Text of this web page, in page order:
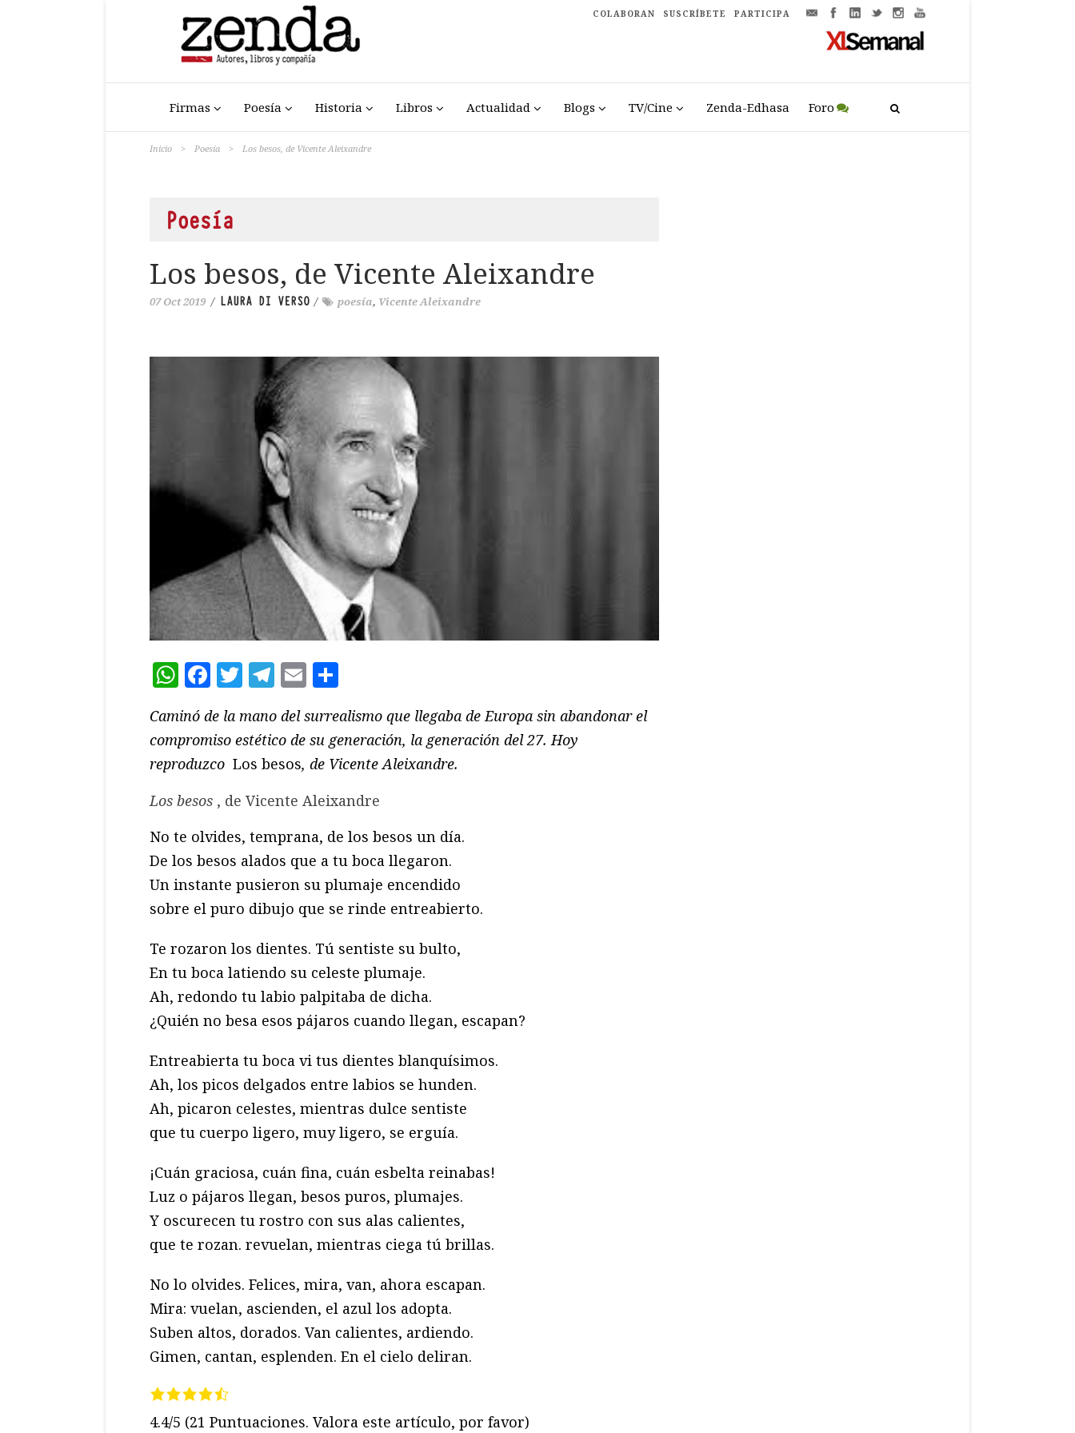
COLABORAN SUSCRÍBETE PARTICIPA
Firmas Poesía Historia Libros Actualidad Blogs TV/Cine Zenda-Edhasa Foro
Inicio > Poesía > Los besos, de Vicente Aleixandre
Poesía
Los besos, de Vicente Aleixandre
07 Oct 2019 / LAURA DI VERSO / poesía, Vicente Aleixandre
WhatsApp
Facebook
Twitter
Telegram
Email
Caminó de la mano del surrealismo que llegaba de Europa sin abandonar el
compromiso estético de su generación, la generación del 27. Hoy
reproduzco Los besos, de Vicente Aleixandre.
Los besos , de Vicente Aleixandre
No te olvides, temprana, de los besos un día.
De los besos alados que a tu boca llegaron.
Un instante pusieron su plumaje encendido
sobre el puro dibujo que se rinde entreabierto.
Te rozaron los dientes. Tú sentiste su bulto,
En tu boca latiendo su celeste plumaje.
Ah, redondo tu labio palpitaba de dicha.
¿Quién no besa esos pájaros cuando llegan, escapan?
Entreabierta tu boca vi tus dientes blanquísimos.
Ah, los picos delgados entre labios se hunden.
Ah, picaron celestes, mientras dulce sentiste
que tu cuerpo ligero, muy ligero, se erguía.
¡Cuán graciosa, cuán fina, cuán esbelta reinabas!
Luz o pájaros llegan, besos puros, plumajes.
Y oscurecen tu rostro con sus alas calientes,
que te rozan. revuelan, mientras ciega tú brillas.
No lo olvides. Felices, mira, van, ahora escapan.
Mira: vuelan, ascienden, el azul los adopta.
Suben altos, dorados. Van calientes, ardiendo.
Gimen, cantan, esplenden. En el cielo deliran.
4.4/5 (21 Puntuaciones. Valora este artículo, por favor)